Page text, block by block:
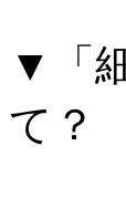
▼「
て？